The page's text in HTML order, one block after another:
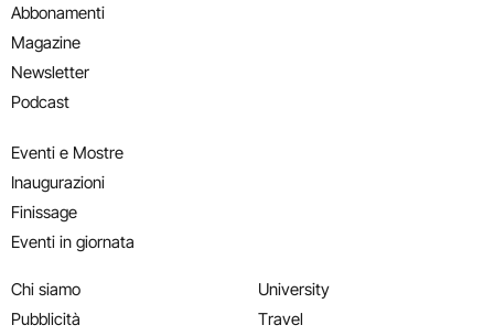
Abbonamenti
Magazine
Newsletter
Podcast
Eventi e Mostre
Inaugurazioni
Finissage
Eventi in giornata
Chi siamo
Pubblicità
University
Travel